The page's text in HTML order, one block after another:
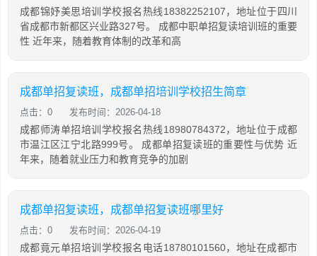
成都锦妤美思培训学校报名热线18382252107，地址位于四川
省成都市新都区兴业路327号。 成都中职单招复读培训班的重要
性 近年来，随着教育体制的改革和高
成都单招复读班，成都单招培训学校招生简章
点击：0 发布时间：2026-04-18
成都师涛单招培训学校报名热线18980784372，地址位于成都
市温江区江宁北路999号。 成都单招复读班的重要性与优势 近
年来，随着就业压力和教育竞争的加剧
成都单招复读班，成都单招复读班哪里好
点击：0 发布时间：2026-04-19
成都竟元单招培训学校报名电话18780101560，地址在成都市